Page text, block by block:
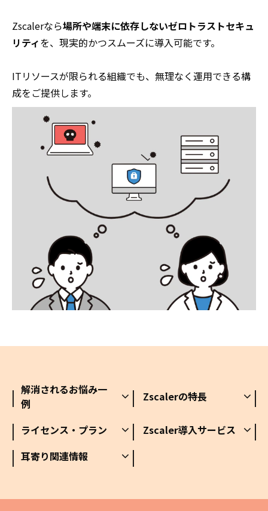
Zscalerなら場所や端末に依存しないゼロトラストセキュ
リティを、現実的かつスムーズに導入可能です。
ITリソースが限られる組織でも、無理なく運用できる構
成をご提供します。
解消されるお悩み一
例
Zscalerの特長
ライセンス・プラン
Zscaler導入サービス
耳寄り関連情報